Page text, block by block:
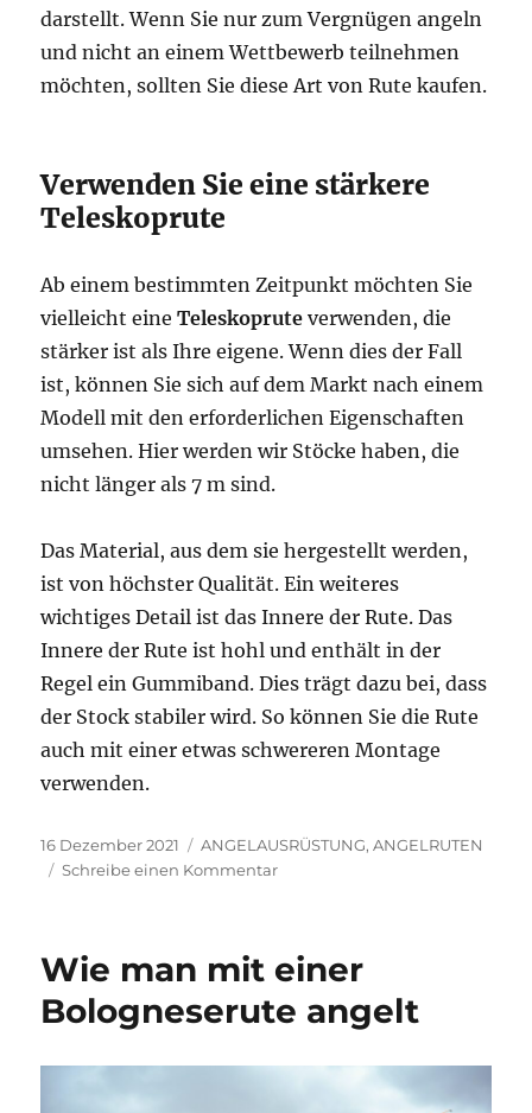
darstellt. Wenn Sie nur zum Vergnügen angeln
und nicht an einem Wettbewerb teilnehmen
möchten, sollten Sie diese Art von Rute kaufen.
Verwenden Sie eine stärkere
Teleskoprute
Ab einem bestimmten Zeitpunkt möchten Sie
vielleicht eineTeleskoprute verwenden, die
stärker ist als Ihre eigene. Wenn dies der Fall
ist, können Sie sich auf dem Markt nach einem
Modell mit den erforderlichen Eigenschaften
umsehen. Hier werden wir Stöcke haben, die
nicht länger als 7 m sind.
Das Material, aus dem sie hergestellt werden,
ist von höchster Qualität. Ein weiteres
wichtiges Detail ist das Innere der Rute. Das
Innere der Rute ist hohl und enthält in der
Regel ein Gummiband. Dies trägt dazu bei, dass
der Stock stabiler wird. So können Sie die Rute
auch mit einer etwas schwereren Montage
verwenden.
Veröffentlicht
am
16 Dezember 2021 Kategorien
ANGELAUSRÜSTUNG,ANGELRUTEN
Schreibe einen Kommentarzu
man
Wie man mit einer
Bologneserute angelt